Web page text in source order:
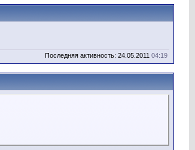
Последняя активность: 24.05.2011 04:19